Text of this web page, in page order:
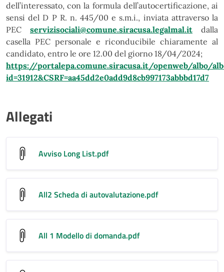
dell’interessato, con la formula dell’autocertificazione, ai
sensi del D P R. n. 445/00 e s.m.i., inviata attraverso la
PEC servizisociali@comune.siracusa.legalmal.it dalla
casella PEC personale e riconducibile chiaramente al
candidato, entro le ore 12.00 del giorno 18/04/2024;
https://portalepa.comune.siracusa.it/openweb/albo/
id=31912&CSRF=aa45dd2e0add9d8cb997173abbbd17d7
Allegati
Avviso Long List.pdf
All2 Scheda di autovalutazione.pdf
All 1 Modello di domanda.pdf